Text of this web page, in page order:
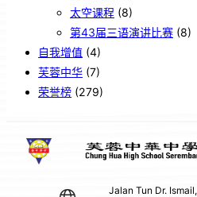
太空课程 (8)
第43届三语演讲比赛 (8)
自我增值 (4)
芙蓉中华 (7)
荣誉榜 (279)
Jalan Tun Dr. Ismail,